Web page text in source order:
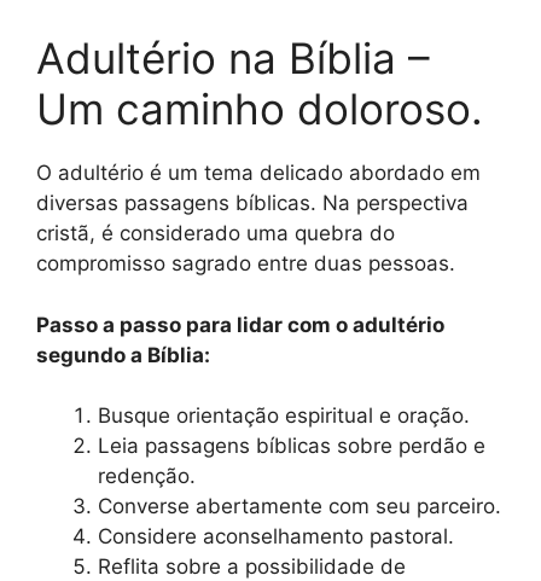
Adultério na Bíblia –
Um caminho doloroso.
O adultério é um tema delicado abordado em
diversas passagens bíblicas. Na perspectiva
cristã, é considerado uma quebra do
compromisso sagrado entre duas pessoas.
Passo a passo para lidar com o adultério
segundo a Bíblia:
Busque orientação espiritual e oração.
Leia passagens bíblicas sobre perdão e
redenção.
Converse abertamente com seu parceiro.
Considere aconselhamento pastoral.
Reflita sobre a possibilidade de